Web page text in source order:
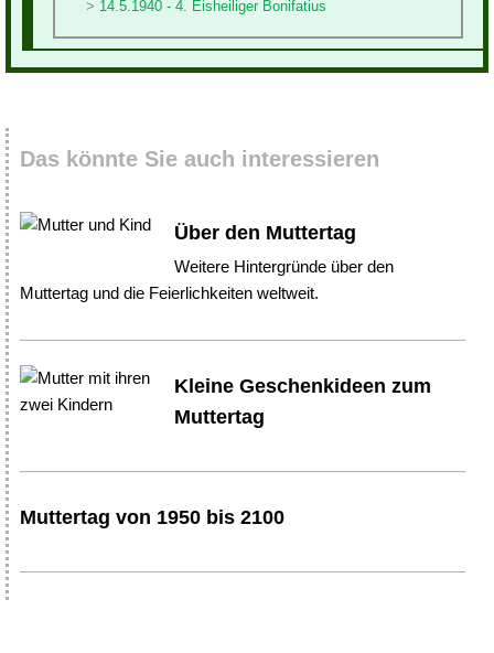
14.5.1940 - 4. Eisheiliger Bonifatius
Das könnte Sie auch interessieren
Über den Muttertag
Weitere Hintergründe über den
Muttertag und die Feierlichkeiten weltweit.
Kleine Geschenkideen zum
Muttertag
Muttertag von 1950 bis 2100